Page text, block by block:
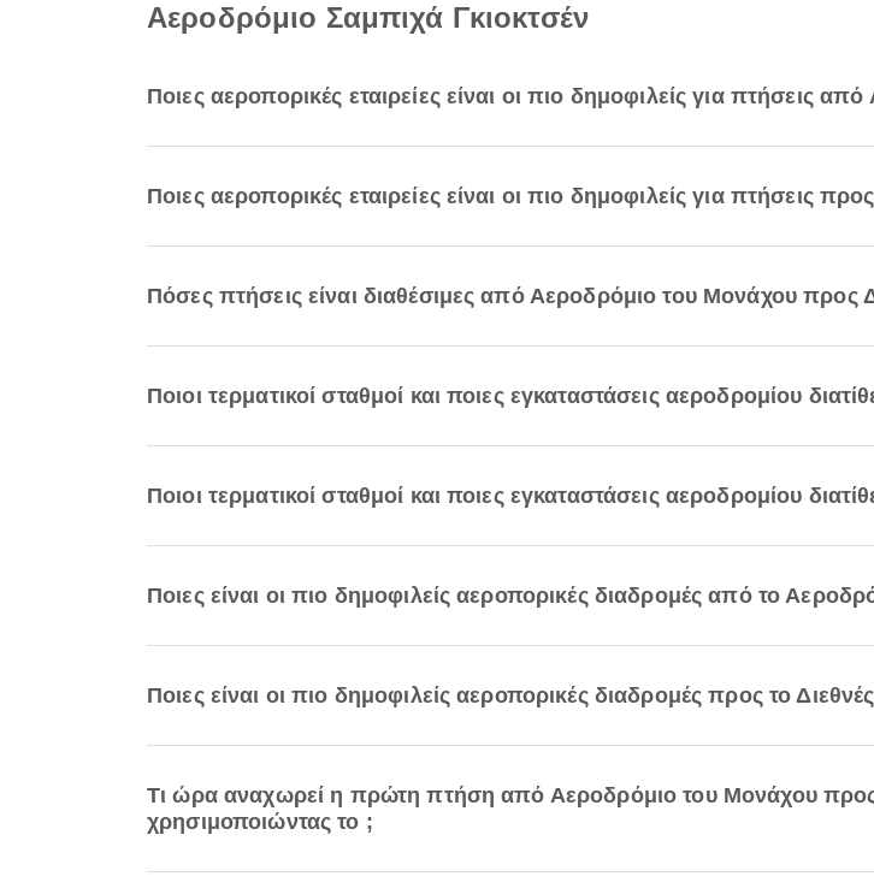
Αεροδρόμιο Σαμπιχά Γκιοκτσέν
Ποιες αεροπορικές εταιρείες είναι οι πιο δημοφιλείς για πτήσεις
Ποιες αεροπορικές εταιρείες είναι οι πιο δημοφιλείς για πτήσεις
Πόσες πτήσεις είναι διαθέσιμες από Αεροδρόμιο του Μονάχου προς
Ποιοι τερματικοί σταθμοί και ποιες εγκαταστάσεις αεροδρομίου
Ποιοι τερματικοί σταθμοί και ποιες εγκαταστάσεις αεροδρομίου
Ποιες είναι οι πιο δημοφιλείς αεροπορικές διαδρομές από το
Ποιες είναι οι πιο δημοφιλείς αεροπορικές διαδρομές προς το
Τι ώρα αναχωρεί η πρώτη πτήση από Αεροδρόμιο του Μονάχου προς
χρησιμοποιώντας το ;